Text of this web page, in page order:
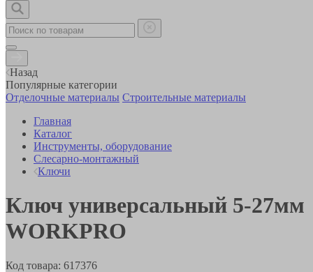
Назад
Популярные категории
Отделочные материалы Строительные материалы
Главная
Каталог
Инструменты, оборудование
Слесарно-монтажный
Ключи
Ключ универсальный 5-27мм
WORKPRO
Код товара: 617376